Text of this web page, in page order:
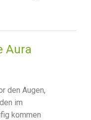
Aura
den Augen,
im
kommen